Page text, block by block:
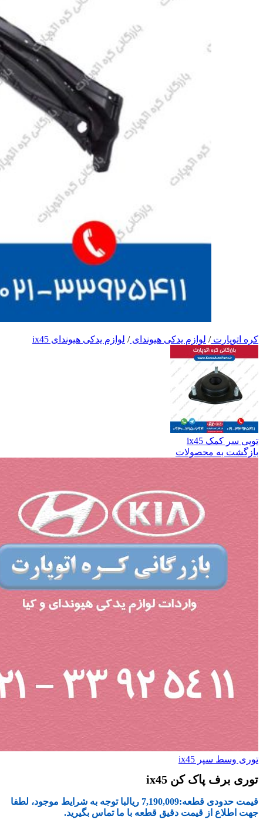
کره اتوپارت/ لوازم یدکی هیوندای/ لوازم یدکی هیوندای ix45
توپی سر کمک ix45
بازگشت به محصولات
توری وسط سپر ix45
توری برف پاک کن ix45
قیمت حدودی قطعه:7,190,009 ریالبا توجه به شرایط موجود، لطفا
جهت اطلاع از قیمت دقیق قطعه با ما تماس بگیرید.